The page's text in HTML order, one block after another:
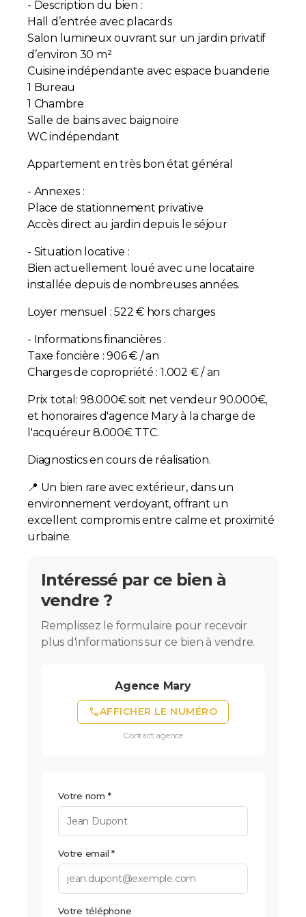
- Description du bien :
Hall d’entrée avec placards
Salon lumineux ouvrant sur un jardin privatif
d’environ 30 m²
Cuisine indépendante avec espace buanderie
1 Bureau
1 Chambre
Salle de bains avec baignoire
WC indépendant
Appartement en très bon état général
- Annexes :
Place de stationnement privative
Accès direct au jardin depuis le séjour
- Situation locative :
Bien actuellement loué avec une locataire
installée depuis de nombreuses années.
Loyer mensuel : 522 € hors charges
- Informations financières :
Taxe foncière : 906 € / an
Charges de copropriété : 1.002 € / an
Prix total: 98.000€ soit net vendeur 90.000€,
et honoraires d'agence Mary à la charge de
l'acquéreur 8.000€ TTC.
Diagnostics en cours de réalisation.
📍 Un bien rare avec extérieur, dans un
environnement verdoyant, offrant un
excellent compromis entre calme et proximité
urbaine.
Intéressé par ce bien à
vendre ?
Remplissez le formulaire pour recevoir
plus d'informations sur ce bien à vendre.
Agence Mary
phoneAFFICHER LE NUMÉRO
Contact agence
Votre nom *
Votre email *
Votre téléphone